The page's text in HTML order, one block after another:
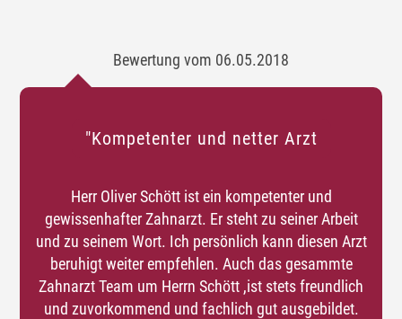
Bewertung vom 06.05.2018
"Kompetenter und netter Arzt
Herr Oliver Schött ist ein kompetenter und
gewissenhafter Zahnarzt. Er steht zu seiner Arbeit
und zu seinem Wort. Ich persönlich kann diesen Arzt
beruhigt weiter empfehlen. Auch das gesammte
Zahnarzt Team um Herrn Schött ,ist stets freundlich
und zuvorkommend und fachlich gut ausgebildet.